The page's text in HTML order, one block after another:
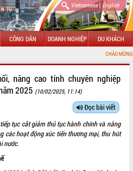
Vietnamese| English
CÔNG DÂN DOANH NGHIỆP DU KHÁCH
CHÀO MỪNG ĐẾN VỚI
nâng cao tính chuyên nghiệp
2025 (10/02/2025, 11:14)
Đọc bài viết
tiếp tục cắt giảm thủ tục hành chính và nâng
các hoạt độngxúc tiến thương mại, thu hút
nước.